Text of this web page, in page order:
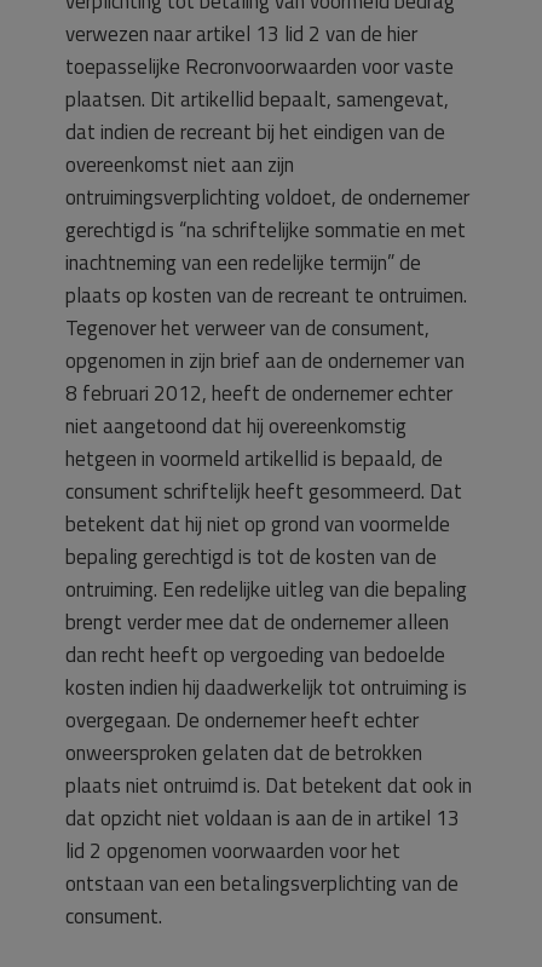
verwezen naar artikel 13 lid 2 van de hier
toepasselijke Recronvoorwaarden voor vaste
plaatsen. Dit artikellid bepaalt, samengevat,
dat indien de recreant bij het eindigen van de
overeenkomst niet aan zijn
ontruimingsverplichting voldoet, de ondernemer
gerechtigd is “na schriftelijke sommatie en met
inachtneming van een redelijke termijn” de
plaats op kosten van de recreant te ontruimen.
Tegenover het verweer van de consument,
opgenomen in zijn brief aan de ondernemer van
8 februari 2012, heeft de ondernemer echter
niet aangetoond dat hij overeenkomstig
hetgeen in voormeld artikellid is bepaald, de
consument schriftelijk heeft gesommeerd. Dat
betekent dat hij niet op grond van voormelde
bepaling gerechtigd is tot de kosten van de
ontruiming. Een redelijke uitleg van die bepaling
brengt verder mee dat de ondernemer alleen
dan recht heeft op vergoeding van bedoelde
kosten indien hij daadwerkelijk tot ontruiming is
overgegaan. De ondernemer heeft echter
onweersproken gelaten dat de betrokken
plaats niet ontruimd is. Dat betekent dat ook in
dat opzicht niet voldaan is aan de in artikel 13
lid 2 opgenomen voorwaarden voor het
ontstaan van een betalingsverplichting van de
consument.